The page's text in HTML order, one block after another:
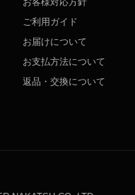
ご利用ガイド
お届けについて
お支払方法について
返品・交換について